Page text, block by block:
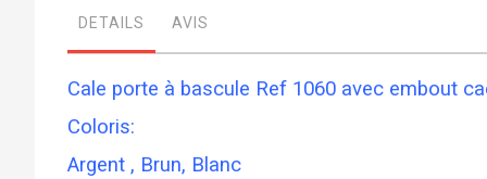
DETAILS
Cale porte à bascule Ref 1060 avec embout
Coloris:
Argent , Brun, Blanc
AVIS